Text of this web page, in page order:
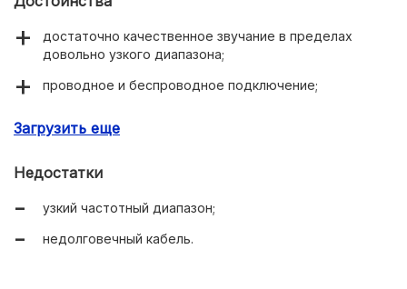
достаточно качественное звучание в пределах
довольно узкого диапазона;
проводное и беспроводное подключение;
симпатичный дизайн.
Загрузить еще
Недостатки
узкий частотный диапазон;
недолговечный кабель.